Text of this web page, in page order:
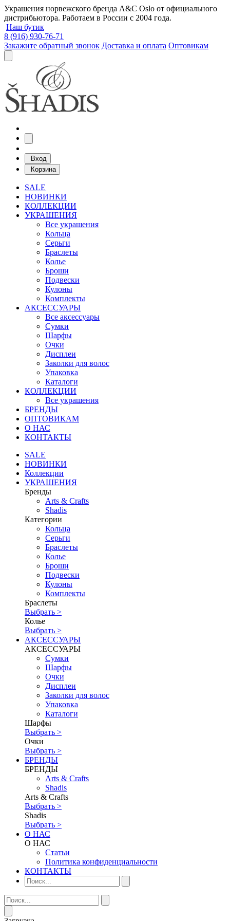
Украшения норвежского бренда A&C Oslo от официального
дистрибьютора. Работаем в России с 2004 года.
Наш бутик
8 (916) 930-76-71
Закажите обратный звонок Доставка и оплата Оптовикам
Вход
Корзина
SALE
НОВИНКИ
КОЛЛЕКЦИИ
УКРАШЕНИЯ
Все украшения
Кольца
Серьги
Браслеты
Колье
Броши
Подвески
Кулоны
Комплекты
АКСЕССУАРЫ
Все аксессуары
Сумки
Шарфы
Очки
Дисплеи
Заколки для волос
Упаковка
Каталоги
КОЛЛЕКЦИИ
Все украшения
БРЕНДЫ
ОПТОВИКАМ
О НАС
КОНТАКТЫ
SALE
НОВИНКИ
Коллекции
УКРАШЕНИЯ
Бренды
Аrts & Сrafts
Shadis
Категории
Кольца
Серьги
Браслеты
Колье
Броши
Подвески
Кулоны
Комплекты
Браслеты
Выбрать >
Колье
Выбрать >
АКСЕССУАРЫ
АКСЕССУАРЫ
Сумки
Шарфы
Очки
Дисплеи
Заколки для волос
Упаковка
Каталоги
Шарфы
Выбрать >
Очки
Выбрать >
БРЕНДЫ
БРЕНДЫ
Аrts & Сrafts
Shadis
Аrts & Сrafts
Выбрать >
Shadis
Выбрать >
О НАС
О НАС
Статьи
Политика конфиденциальности
КОНТАКТЫ